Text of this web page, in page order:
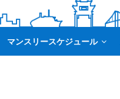
マンスリースケジュール